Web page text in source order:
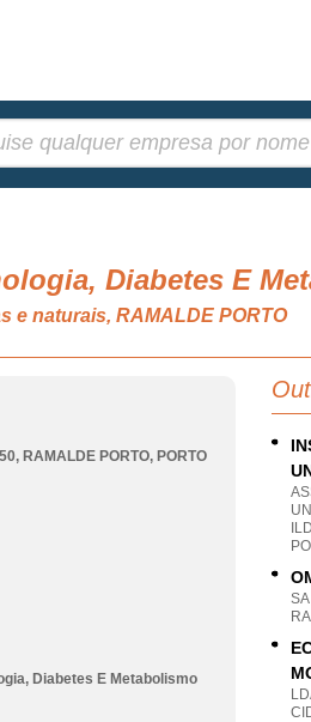
Diabetes E
e naturais, RAMALDE PORTO
, RAMALDE PORTO, PORTO
Diabetes E Metabolismo
SA